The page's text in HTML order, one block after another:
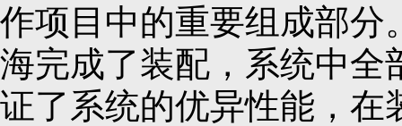
作项目中的重要组成部分
海完成了装配，系统中全
证了系统的优异性能，在